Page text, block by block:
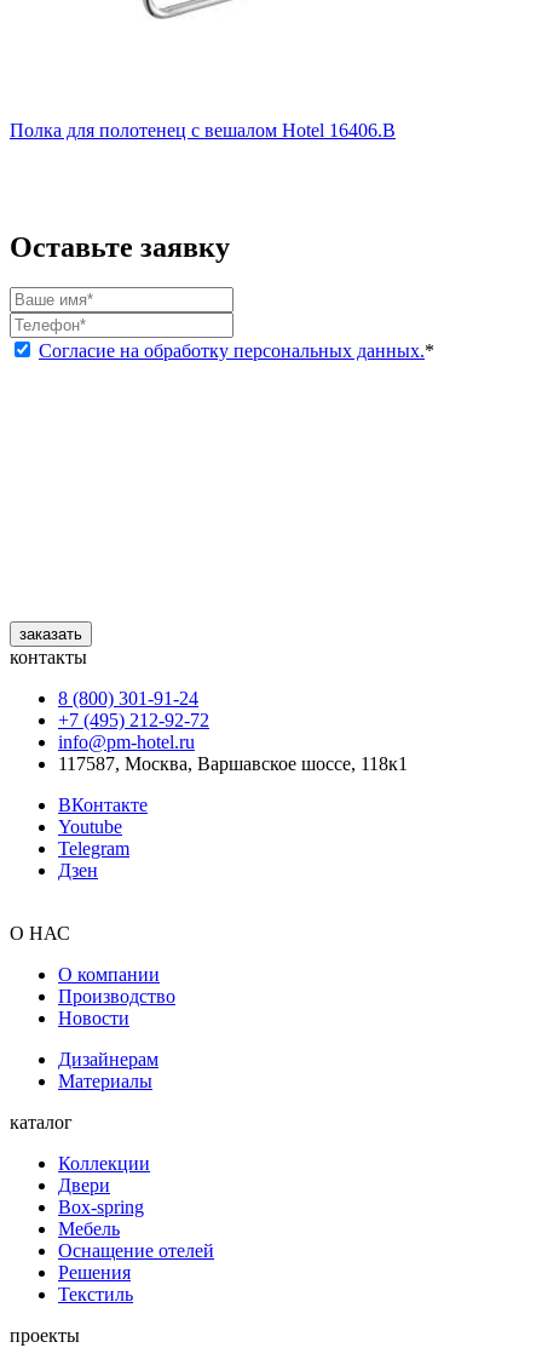
Полка для полотенец с вешалом Hotel 16406.B
Оставьте заявку
Согласие на обработку персональных данных.*
заказать
контакты
8 (800) 301‑91‑24
+7 (495) 212‑92‑72
info@pm-hotel.ru
117587, Москва, Варшавское шоссе, 118к1
ВКонтакте
Youtube
Telegram
Дзен
О НАС
О компании
Производство
Новости
Дизайнерам
Материалы
каталог
Коллекции
Двери
Box-spring
Мебель
Оснащение отелей
Решения
Текстиль
проекты